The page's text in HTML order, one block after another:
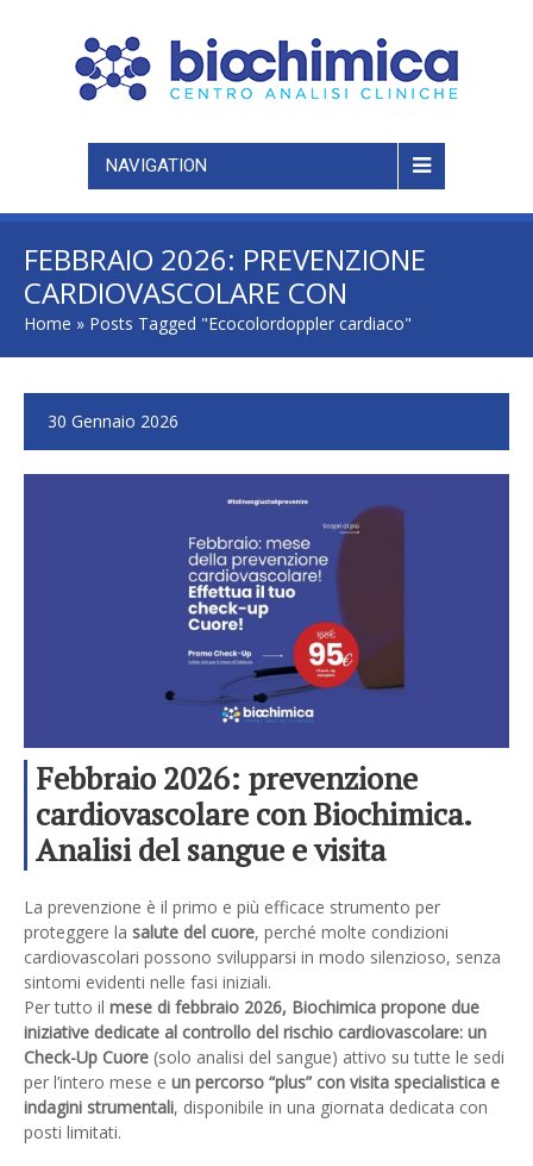
NAVIGATION
FEBBRAIO 2026: PREVENZIONE
CARDIOVASCOLARE CON
BIOCHIMICA. ANALISI DEL
SANGUE E VISITA SPECIALISTICA
CARDIOLOGICA
Home » Posts Tagged "Ecocolordoppler cardiaco"
30 Gennaio 2026
Febbraio 2026: prevenzione
cardiovascolare con Biochimica.
Analisi del sangue e visita
La prevenzione è il primo e più efficace strumento per
proteggere la salute del cuore, perché molte condizioni
cardiovascolari possono svilupparsi in modo silenzioso, senza
sintomi evidenti nelle fasi iniziali.
Per tutto il mese di febbraio 2026, Biochimica propone due
iniziative dedicate al controllo del rischio cardiovascolare: un
Check-Up Cuore (solo analisi del sangue) attivo su tutte le sedi
per l’intero mese e un percorso “plus” con visita specialistica e
indagini strumentali, disponibile in una giornata dedicata con
posti limitati.